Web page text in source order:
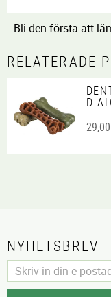
Bli den första att
RELATERADE
D
29,00
NYHETSBREV